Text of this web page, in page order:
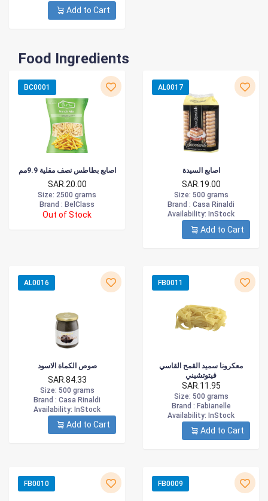
Add to Cart
Food Ingredients
BC0001
اصابع بطاطس نصف مقلية 9.9مم
SAR.20.00
Size: 2500 grams
Brand : BelClass
Out of Stock
AL0017
اصابع السيدة
SAR.19.00
Size: 500 grams
Brand : Casa Rinaldi
Availability: InStock
Add to Cart
AL0016
صوص الكماة الاسود
SAR.84.33
Size: 500 grams
Brand : Casa Rinaldi
Availability: InStock
Add to Cart
FB0011
معكرونا سميد القمح القاسي
فيتوتشيني
SAR.11.95
Size: 500 grams
Brand : Fabianelle
Availability: InStock
Add to Cart
FB0010 FB0009